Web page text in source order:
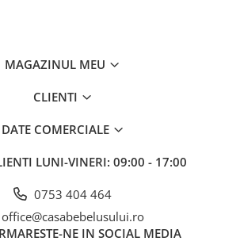
MAGAZINUL MEU
CLIENTI
DATE COMERCIALE
LUNI-VINERI: 09:00 - 17:00
0753 404 464
office@casabebelusului.ro
NE IN SOCIAL MEDIA